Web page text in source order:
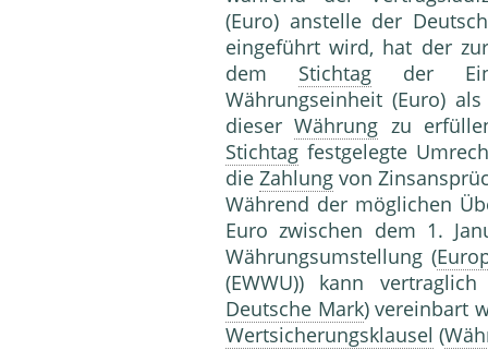
(Euro) anstelle der
eingeführt wird, hat der
dem Stichtagder
Währungseinheit (Euro)
dieserWährung zu
Stichtag festgelegte
die Zahlung von
Während der möglichen
Euro zwischen dem 1.
Währungsumstellung (
(EWWU)) kann
Deutsche Mark) vereinbart
Wertsicherungsklausel (